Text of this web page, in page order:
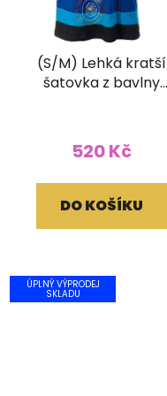
(S/M) Lehká kratší
šatovka z bavlny
520 Kč
DO KOŠÍKU
ÚPLNÝ VÝPRODEJ
SKLADU